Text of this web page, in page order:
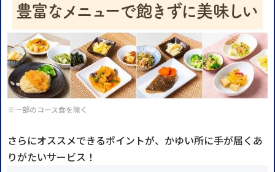
※一部のコース食を除く
さらにオススメできるポイントが、かゆい所に手が届くあ
りがたいサービス！